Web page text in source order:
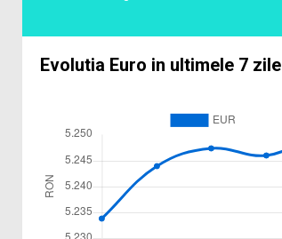
Evolutia Euro in ultimele 7 zile